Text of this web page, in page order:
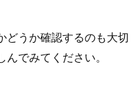
どうか確認するのも大切
でみてください。